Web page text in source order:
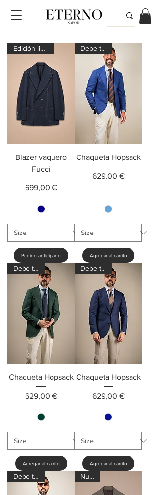
Edición limitada
Blazer vaquero
Fucci
Precio
699,00 €
Pedido anticipado
Debe tener
Chaqueta Hopsack
Precio
629,00 €
Agregar al carrito
Debe tener
Chaqueta Hopsack
Precio
629,00 €
Agregar al carrito
Debe tener
Chaqueta Hopsack
Precio
629,00 €
Agregar al carrito
Debe tener Nuevo